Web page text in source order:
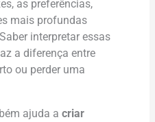
as preferências,
mais profundas
interpretar essas
a diferença entre
ou perder uma
ajuda a criar